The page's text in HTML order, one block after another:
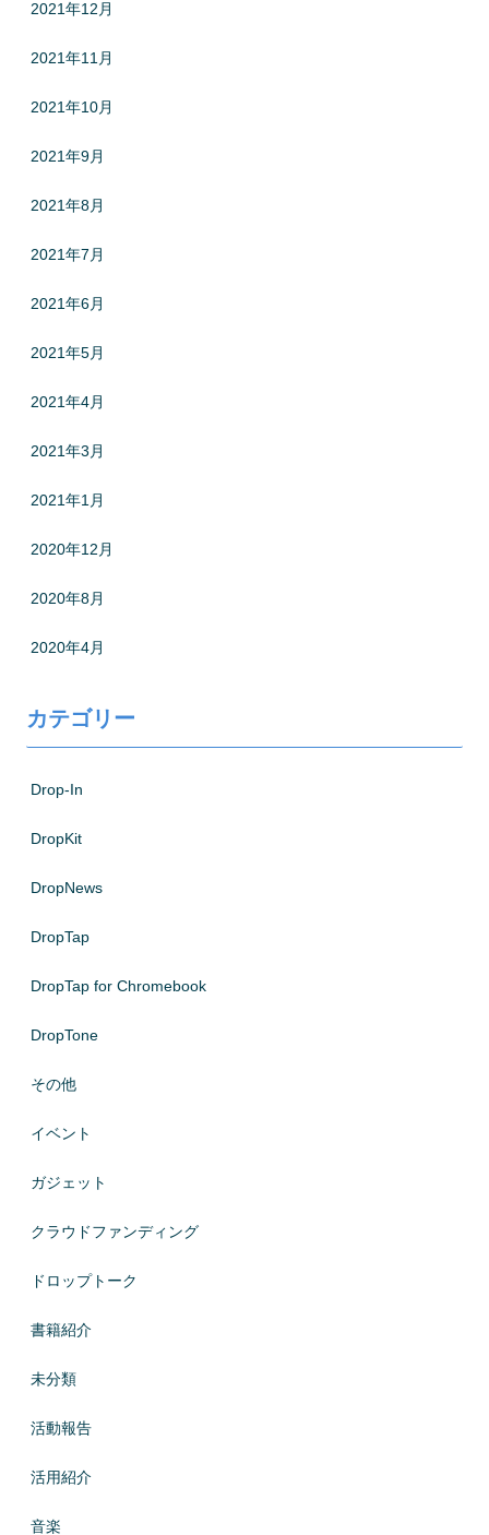
2021年12月
2021年11月
2021年10月
2021年9月
2021年8月
2021年7月
2021年6月
2021年5月
2021年4月
2021年3月
2021年1月
2020年12月
2020年8月
2020年4月
カテゴリー
Drop-In
DropKit
DropNews
DropTap
DropTap for Chromebook
DropTone
その他
イベント
ガジェット
クラウドファンディング
ドロップトーク
書籍紹介
未分類
活動報告
活用紹介
音楽